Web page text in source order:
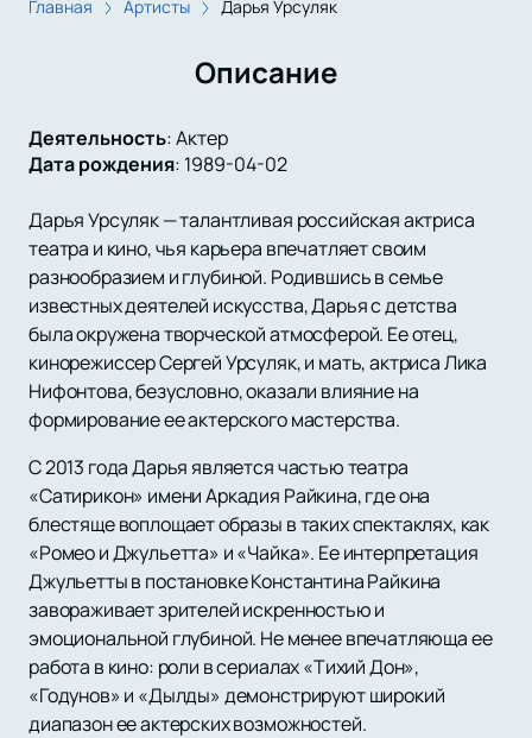
Главная Артисты Дарья Урсуляк
Описание
Деятельность:Актер
Дата рождения: 1989-04-02
Дарья Урсуляк — талантливая российская актриса
театра и кино, чья карьера впечатляет своим
разнообразием и глубиной. Родившись в семье
известных деятелей искусства, Дарья с детства
была окружена творческой атмосферой. Ее отец,
кинорежиссер Сергей Урсуляк, и мать, актриса Лика
Нифонтова, безусловно, оказали влияние на
формирование ее актерского мастерства.
С 2013 года Дарья является частью театра
«Сатирикон» имени Аркадия Райкина, где она
блестяще воплощает образы в таких спектаклях, как
«Ромео и Джульетта» и «Чайка». Ее интерпретация
Джульетты в постановке Константина Райкина
завораживает зрителей искренностью и
эмоциональной глубиной. Не менее впечатляюща ее
работа в кино: роли в сериалах «Тихий Дон»,
«Годунов» и «Дылды» демонстрируют широкий
диапазон ее актерских возможностей.